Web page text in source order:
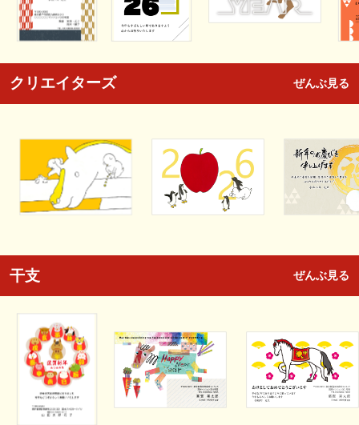
クリエイターズ ぜんぶ見る
干支 ぜんぶ見る